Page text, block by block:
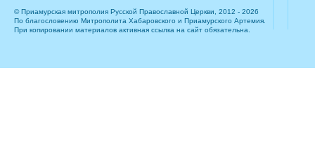
© Приамурская митрополия Русской Православной Церкви, 2012 - 2026
По благословению Митрополита Хабаровского и Приамурского Артемия.
При копировании материалов активная ссылка на сайт обязательна.